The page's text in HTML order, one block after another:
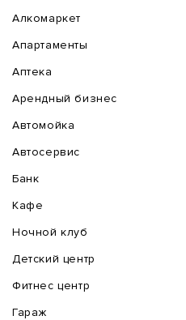
Алкомаркет
Апартаменты
Аптека
Арендный бизнес
Автомойка
Автосервис
Банк
Кафе
Ночной клуб
Детский центр
Фитнес центр
Гараж